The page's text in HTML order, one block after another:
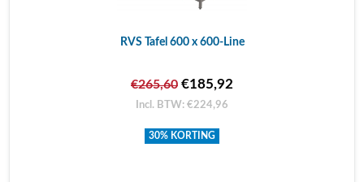
RVS Tafel 600 x 600-Line
€265,60 €185,92
Incl. BTW: €224,96
30% KORTING